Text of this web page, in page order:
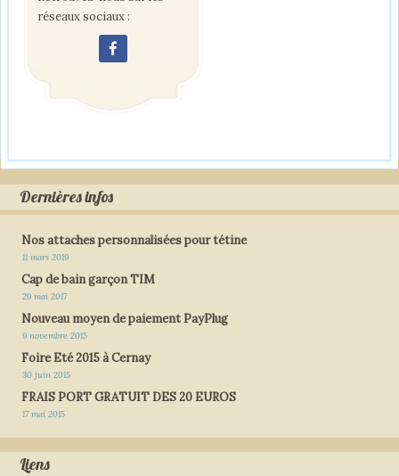
réseaux sociaux :
Dernières infos
Nos attaches personnalisées pour tétine
11 mars 2019
Cap de bain garçon TIM
29 mai 2017
Nouveau moyen de paiement PayPlug
9 novembre 2015
Foire Eté 2015 à Cernay
30 juin 2015
FRAIS PORT GRATUIT DES 20 EUROS
17 mai 2015
Liens